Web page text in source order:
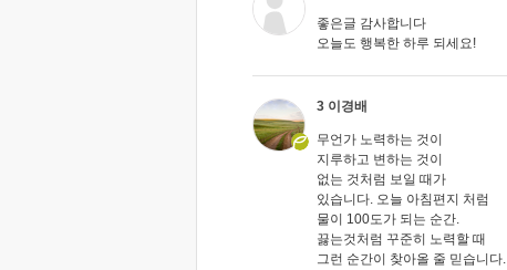
좋은글 감사합니다
오늘도 행복한 하루 되세요!
3 이경배
무언가 노력하는 것이
지루하고 변하는 것이
없는 것처럼 보일 때가
있습니다. 오늘 아침편지 처럼
물이 100도가 되는 순간.
끓는것처럼 꾸준히 노력할 때
그런 순간이 찾아올 줄 믿습니다.